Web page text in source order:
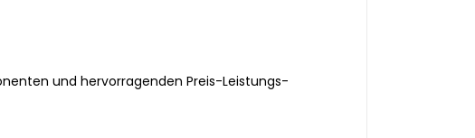
und hervorragenden Preis-Leistungs-